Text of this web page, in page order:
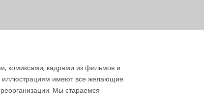
комиксами, кадрами из фильмов и
иллюстрациям имеют все желающие.
Мы стараемся